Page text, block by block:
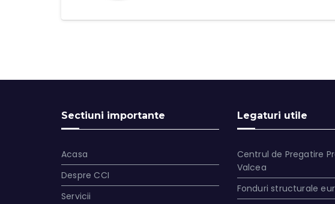
Sectiuni importante
Acasa
Despre CCI
Servicii
Legaturi utile
Centrul de Pregatire
Valcea
Fonduri structurale